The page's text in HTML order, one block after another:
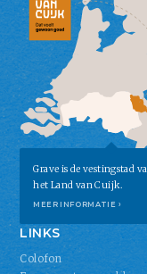
Grave is de vestingstad
het Land van Cuijk.
MEER INFORMATIE ›
LINKS
Colofon